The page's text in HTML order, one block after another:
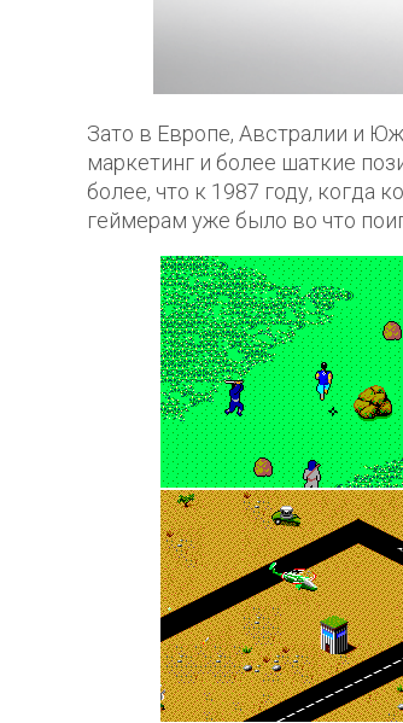
Зато в Европе, Австралии и
маркетинг и более шаткие
более, что к 1987 году, когда
геймерам уже было во что